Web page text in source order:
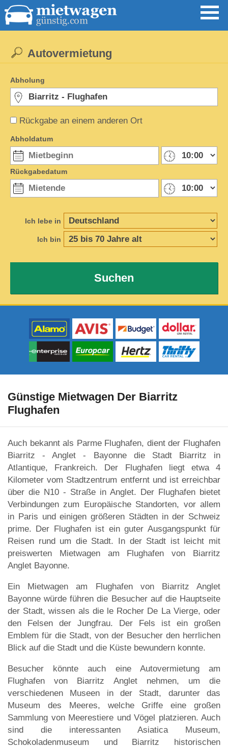
Rückgabe an einem anderen Ort
Autovermietung
Abholung
Abholdatum
Rückgabedatum
Ich lebe in
Ich bin
Suchen
Günstige Mietwagen Der Biarritz
Flughafen
Auch bekannt als Parme Flughafen, dient der Flughafen
Biarritz - Anglet - Bayonne die Stadt Biarritz in
Atlantique, Frankreich. Der Flughafen liegt etwa 4
Kilometer vom Stadtzentrum entfernt und ist erreichbar
über die N10 - Straße in Anglet. Der Flughafen bietet
Verbindungen zum Europäische Standorten, vor allem
in Paris und einigen größeren Städten in der Schweiz
prime. Der Flughafen ist ein guter Ausgangspunkt für
Reisen rund um die Stadt. In der Stadt ist leicht mit
preiswerten Mietwagen am Flughafen von Biarritz
Anglet Bayonne.
Ein Mietwagen am Flughafen von Biarritz Anglet
Bayonne würde führen die Besucher auf die Hauptseite
der Stadt, wissen als die le Rocher De La Vierge, oder
den Felsen der Jungfrau. Der Fels ist ein großen
Emblem für die Stadt, von der Besucher den herrlichen
Blick auf die Stadt und die Küste bewundern konnte.
Besucher könnte auch eine Autovermietung am
Flughafen von Biarritz Anglet nehmen, um die
verschiedenen Museen in der Stadt, darunter das
Museum des Meeres, welche Griffe eine großen
Sammlung von Meerestiere und Vögel platzieren. Auch
sind die interessanten Asiatica Museum,
Schokoladenmuseum und Biarritz historischen